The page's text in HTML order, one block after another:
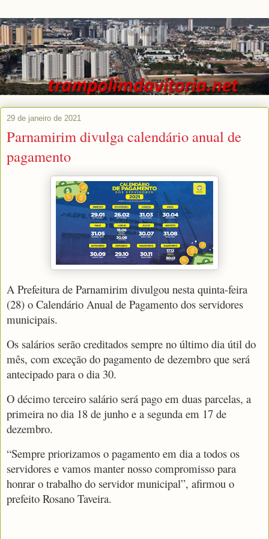
29 de janeiro de 2021
Parnamirim divulga calendário anual de
pagamento
A Prefeitura de Parnamirim divulgou nesta quinta-feira
(28) o Calendário Anual de Pagamento dos servidores
municipais.
Os salários serão creditados sempre no último dia útil do
mês, com exceção do pagamento de dezembro que será
antecipado para o dia 30.
O décimo terceiro salário será pago em duas parcelas, a
primeira no dia 18 de junho e a segunda em 17 de
dezembro.
“Sempre priorizamos o pagamento em dia a todos os
servidores e vamos manter nosso compromisso para
honrar o trabalho do servidor municipal”, afirmou o
prefeito Rosano Taveira.